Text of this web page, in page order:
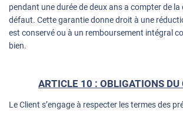
pendant une durée de deux ans a compter de la
défaut. Cette garantie donne droit à une
est conservé ou à un remboursement intégral
bien.
ARTICLE 10 : OBLIGATIONS DU
Le Client s’engage à respecter les termes des